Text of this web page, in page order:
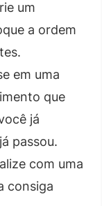
um
a ordem
em uma
que
já
passou.
com uma
consiga